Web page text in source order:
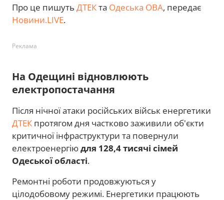
Про це пишуть ДТЕКта Одеська ОВА, передає
Новини.LIVE.
Реклама
На Одещині відновлюють
електропостачання
Після нічної атаки російських військ енергетики
ДТЕК протягом дня частково заживили об'єкти
критичної інфраструктури та повернули
електроенергіюдля 128,4 тисячі сімей
Одеської області.
Ремонтні роботи продовжуються у
цілодобовому режимі. Енергетики працюють